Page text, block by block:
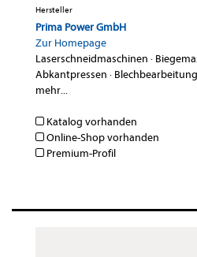
Hersteller
Prima Power GmbH
Zur Homepage
Laserschneidmaschinen ·
Abkantpressen ·
mehr...
Katalog vorhanden
Online-Shop vorhanden
Premium-Profil